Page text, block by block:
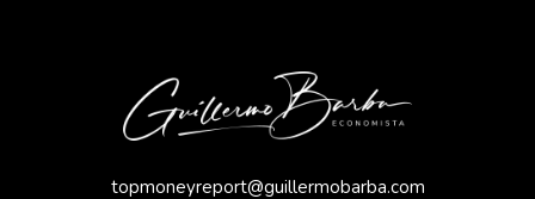
topmoneyreport@guillermobarba.com